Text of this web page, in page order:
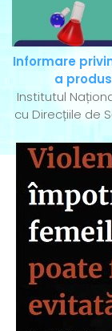
Informare
a
Institutul
cu Direcțiile de